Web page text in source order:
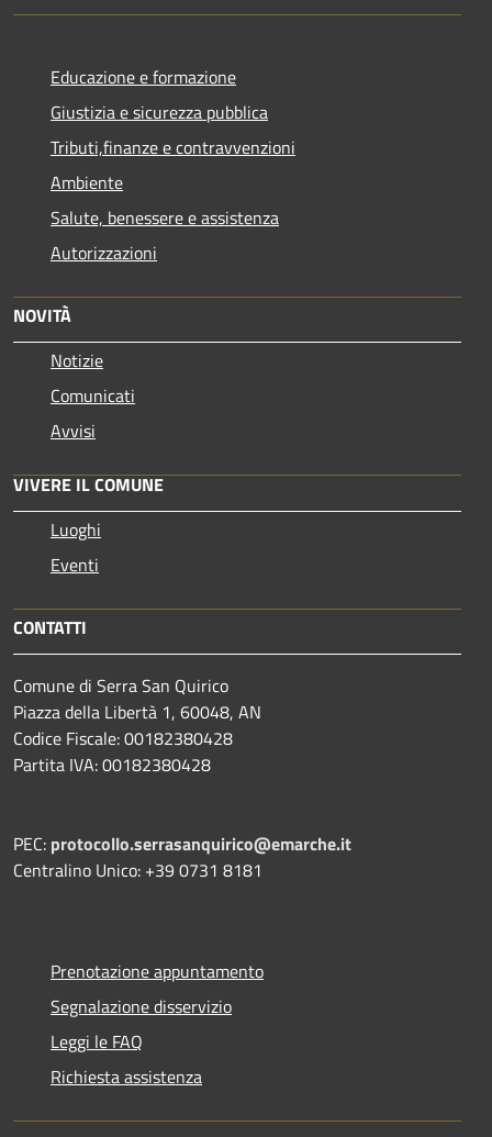
Educazione e formazione
Giustizia e sicurezza pubblica
Tributi,finanze e contravvenzioni
Ambiente
Salute, benessere e assistenza
Autorizzazioni
NOVITÀ
Notizie
Comunicati
Avvisi
VIVERE IL COMUNE
Luoghi
Eventi
CONTATTI
Comune di Serra San Quirico
Piazza della Libertà 1, 60048, AN
Codice Fiscale: 00182380428
Partita IVA: 00182380428
PEC: protocollo.serrasanquirico@emarche.it
Centralino Unico: +39 0731 8181
Prenotazione appuntamento
Segnalazione disservizio
Leggi le FAQ
Richiesta assistenza